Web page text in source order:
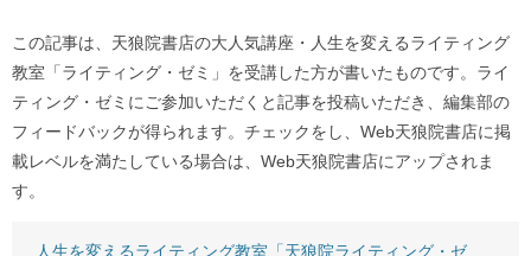
この記事は、天狼院書店の大人気講座・人生を変えるライティング
教室「ライティング・ゼミ」を受講した方が書いたものです。ライ
ティング・ゼミにご参加いただくと記事を投稿いただき、編集部の
フィードバックが得られます。チェックをし、Web天狼院書店に掲
載レベルを満たしている場合は、Web天狼院書店にアップされま
す。
人生を変えるライティング教室「天狼院ライティング・ゼ